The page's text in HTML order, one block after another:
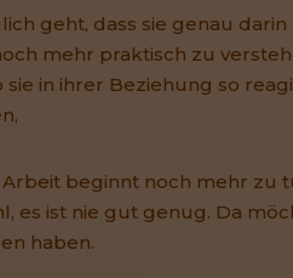
geht, dass sie genau
mehr praktisch zu
sie in ihrer Beziehung so
Arbeit beginnt noch mehr zu
es ist nie gut genug. Da
haben.